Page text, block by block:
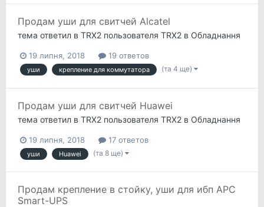
Продам уши для свитчей Alcatel
тема ответил в TRX2 пользователя TRX2 в Обладнання
19 липня, 2018 19 ответов
уши крепление для коммутатора (та 4 ще)
Продам уши для свитчей Huawei
тема ответил в TRX2 пользователя TRX2 в Обладнання
19 липня, 2018 17 ответов
уши Huawei (та 8 ще)
Продам крепление в стойку, уши для ибп APC
Smart-UPS